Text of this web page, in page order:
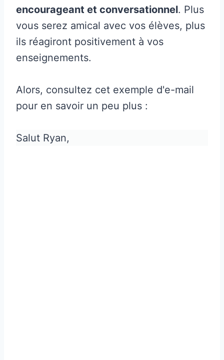
encourageant et conversationnel. Plus
vous serez amical avec vos élèves, plus
ils réagiront positivement à vos
enseignements.
Alors, consultez cet exemple d'e-mail
pour en savoir un peu plus :
Salut Ryan,